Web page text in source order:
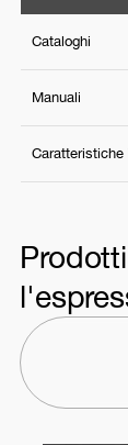
Cataloghi
Manuali
Caratteristiche